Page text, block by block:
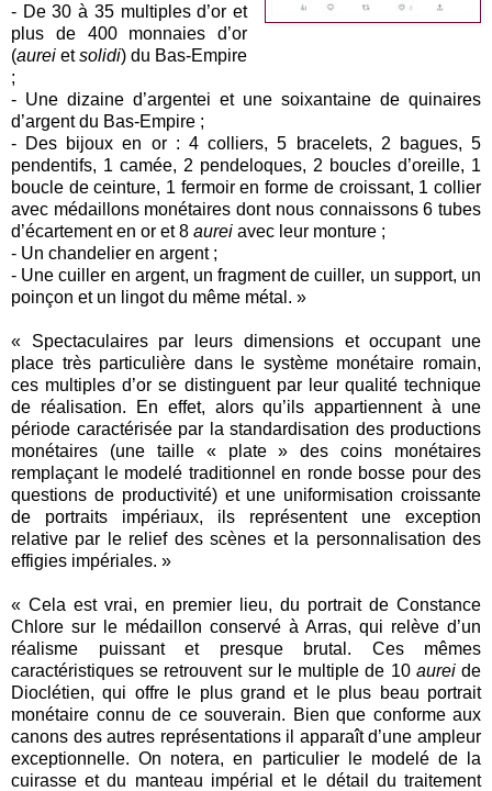
- De 30 à 35 multiples d’or et
plus de 400 monnaies d’or
(aureietsolidi) du Bas-Empire
;
- Une dizaine d’argentei et une soixantaine de quinaires
d’argent du Bas-Empire ;
- Des bijoux en or : 4 colliers, 5 bracelets, 2 bagues, 5
pendentifs, 1 camée, 2 pendeloques, 2 boucles d’oreille, 1
boucle de ceinture, 1 fermoir en forme de croissant, 1 collier
avec médaillons monétaires dont nous connaissons 6 tubes
d’écartement en or et 8 aurei avec leur monture ;
- Un chandelier en argent ;
- Une cuiller en argent, un fragment de cuiller, un support, un
poinçon et un lingot du même métal. »
« Spectaculaires par leurs dimensions et occupant une
place très particulière dans le système monétaire romain,
ces multiples d’or se distinguent par leur qualité technique
de réalisation. En effet, alors qu’ils appartiennent à une
période caractérisée par la standardisation des productions
monétaires (une taille « plate » des coins monétaires
remplaçant le modelé traditionnel en ronde bosse pour des
questions de productivité) et une uniformisation croissante
de portraits impériaux, ils représentent une exception
relative par le relief des scènes et la personnalisation des
effigies impériales. »
« Cela est vrai, en premier lieu, du portrait de Constance
Chlore sur le médaillon conservé à Arras, qui relève d’un
réalisme puissant et presque brutal. Ces mêmes
caractéristiques se retrouvent sur le multiple de 10 aureide
Dioclétien, qui offre le plus grand et le plus beau portrait
monétaire connu de ce souverain. Bien que conforme aux
canons des autres représentations il apparaît d’une ampleur
exceptionnelle. On notera, en particulier le modelé de la
cuirasse et du manteau impérial et le détail du traitement